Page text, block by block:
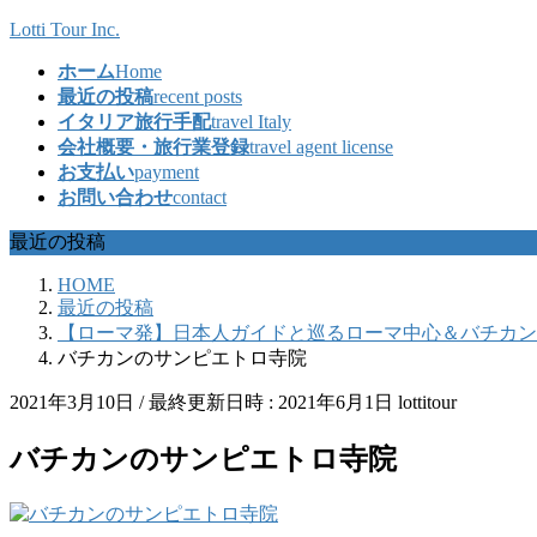
コ
ッ
プ
ナ
移
動
Lotti Tour Inc.
ホームHome
最近の投稿recent posts
イタリア旅行手配travel Italy
会社概要・旅行業登録travel agent license
お支払いpayment
お問い合わせcontact
最近の投稿
HOME
最近の投稿
【ローマ発】日本人ガイドと巡るローマ中心＆バチカ
バチカンのサンピエトロ寺院
2021年3月10日 / 最終更新日時 : 2021年6月1日 lottitour
バチカンのサンピエトロ寺院